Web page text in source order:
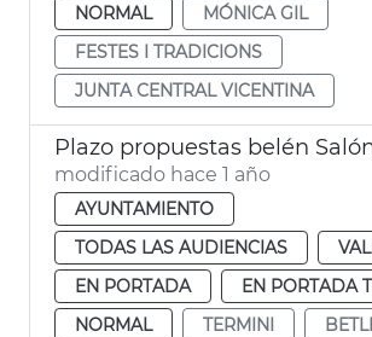
NORMAL
MÓNICA GIL
FESTES I TRADICIONS
JUNTA CENTRAL VICENTINA
Plazo propuestas belén
modificado hace 1 año
AYUNTAMIENTO
TODAS LAS AUDIENCIAS
EN PORTADA
EN PORTADA
NORMAL
TERMINI